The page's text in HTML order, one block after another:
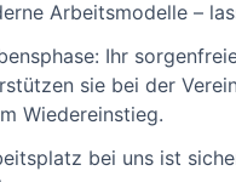
Arbeitsmodelle –
Ihr
sie bei der
Wiedereinstieg.
bei uns ist